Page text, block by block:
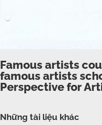
Famous artists
famous artists
Perspective for
Những tài liệu khác